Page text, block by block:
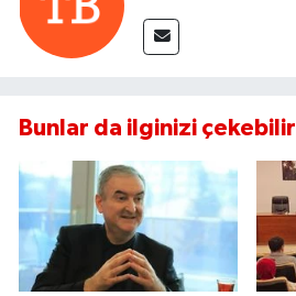
Bunlar da ilginizi çekebilir